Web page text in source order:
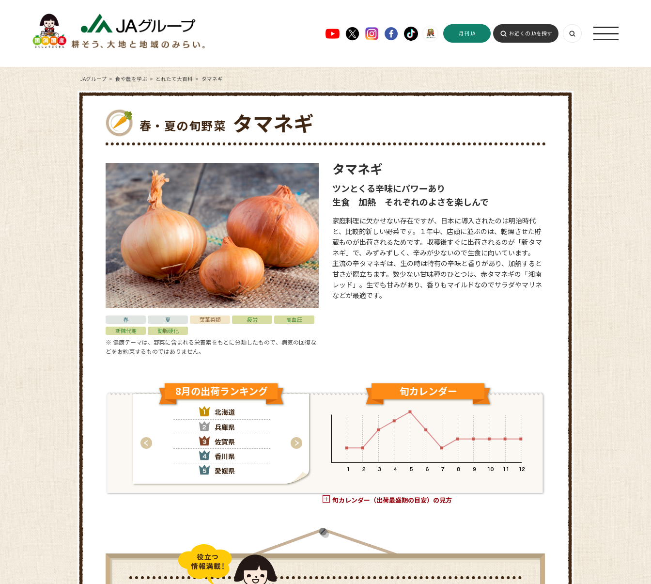
月刊JA お近くのJAを探す
JAグループ 食や農を学ぶ とれたて大百科 タマネギ
春・夏の旬野菜 タマネギ
春 夏 葉茎菜類 疲労
高血圧
新陳代謝
動脈硬化
※ 健康テーマは、野菜に含まれる栄養素をもとに分類したもので、病気の回復な
どをお約束するものではありません。
タマネギ
ツンとくる辛味にパワーあり
生食 加熱 それぞれのよさを楽しんで
家庭料理に欠かせない存在ですが、日本に導入されたのは明治時代
と、比較的新しい野菜です。１年中、店頭に並ぶのは、乾燥させた貯
蔵ものが出荷されるためです。収穫後すぐに出荷されるのが「新タマ
ネギ」で、みずみずしく、辛みが少ないので生食に向いています。
主流の辛タマネギは、生の時は特有の辛味と香りがあり、加熱すると
甘さが際立ちます。数少ない甘味種のひとつは、赤タマネギの「湘南
レッド」。生でも甘みがあり、香りもマイルドなのでサラダやマリネ
などが最適です。
8月の出荷ランキング
北海道
兵庫県
佐賀県
香川県
愛媛県
9月の出荷ランキング
北海道
兵庫県
佐賀県
山口県
愛媛県
10月の出荷ランキング
旬カレンダー
旬カレンダー（出荷最盛期の目安）の見方